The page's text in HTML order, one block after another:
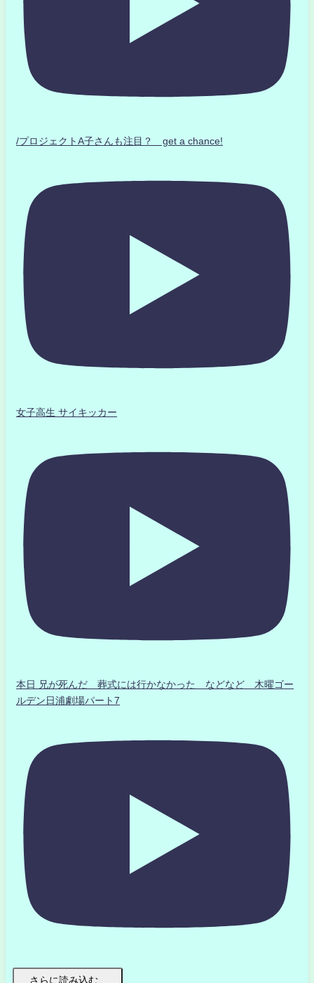
/プロジェクトA子さんも注目？ get a chance!
女子高生 サイキッカー
本日 兄が死んだ 葬式には行かなかった などなど 木曜ゴー
ルデン日浦劇場パート7
さらに読み込む...